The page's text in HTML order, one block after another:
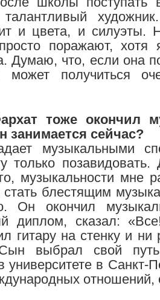
и цвета, и силуэты.
поражают, хотя
Думаю, что, если она
может получиться
тоже окончил
занимается сейчас?
музыкальными
только позавидовать.
музыкальности мне
блестящим
Он окончил
диплом, сказал:
гитару на стенку и ни
Сын выбрал свой
университете в Санкт-
отношений,